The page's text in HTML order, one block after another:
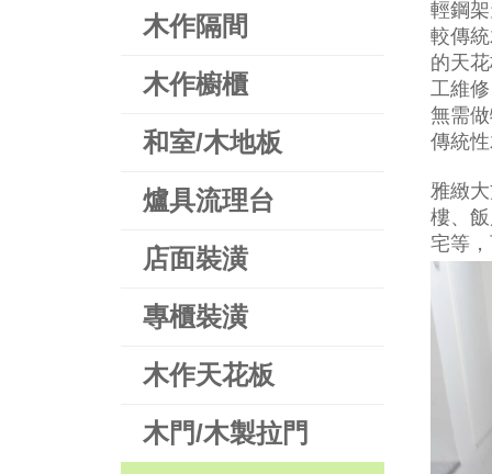
木作隔間
木作櫥櫃
和室/木地板
爐具流理台
店面裝潢
專櫃裝潢
木作天花板
木門/木製拉門
輕鋼
較傳
的天
工維
無需
傳統
雅緻
樓、
宅等